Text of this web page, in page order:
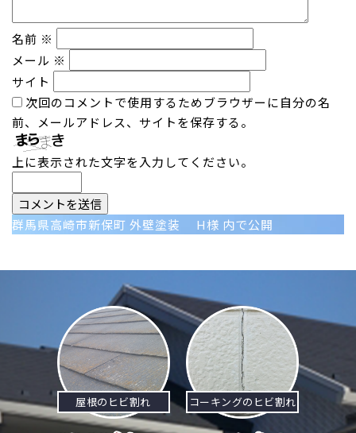
名前 ※
メール ※
サイト
次回のコメントで使用するためブラウザーに自分の名
前、メールアドレス、サイトを保存する。
上に表示された文字を入力してください。
投
ゲ
ー
シ
群馬県高崎市新保町 外壁塗装 H様 内で公開
屋根のヒビ割れ コーキングのヒビ割れ